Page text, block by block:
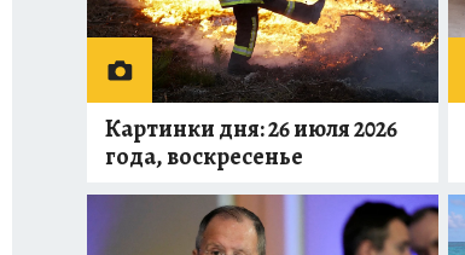
Картинки дня: 26 июля 2026
года, воскресенье